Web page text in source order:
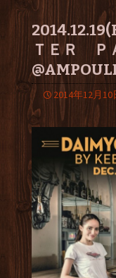
ＴＥＲ Ｐ
2014年12月10